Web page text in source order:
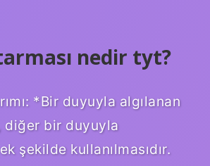
nedir tyt?
*Bir duyuyla algılanan
diğer bir duyuyla
şekilde kullanılmasıdır.